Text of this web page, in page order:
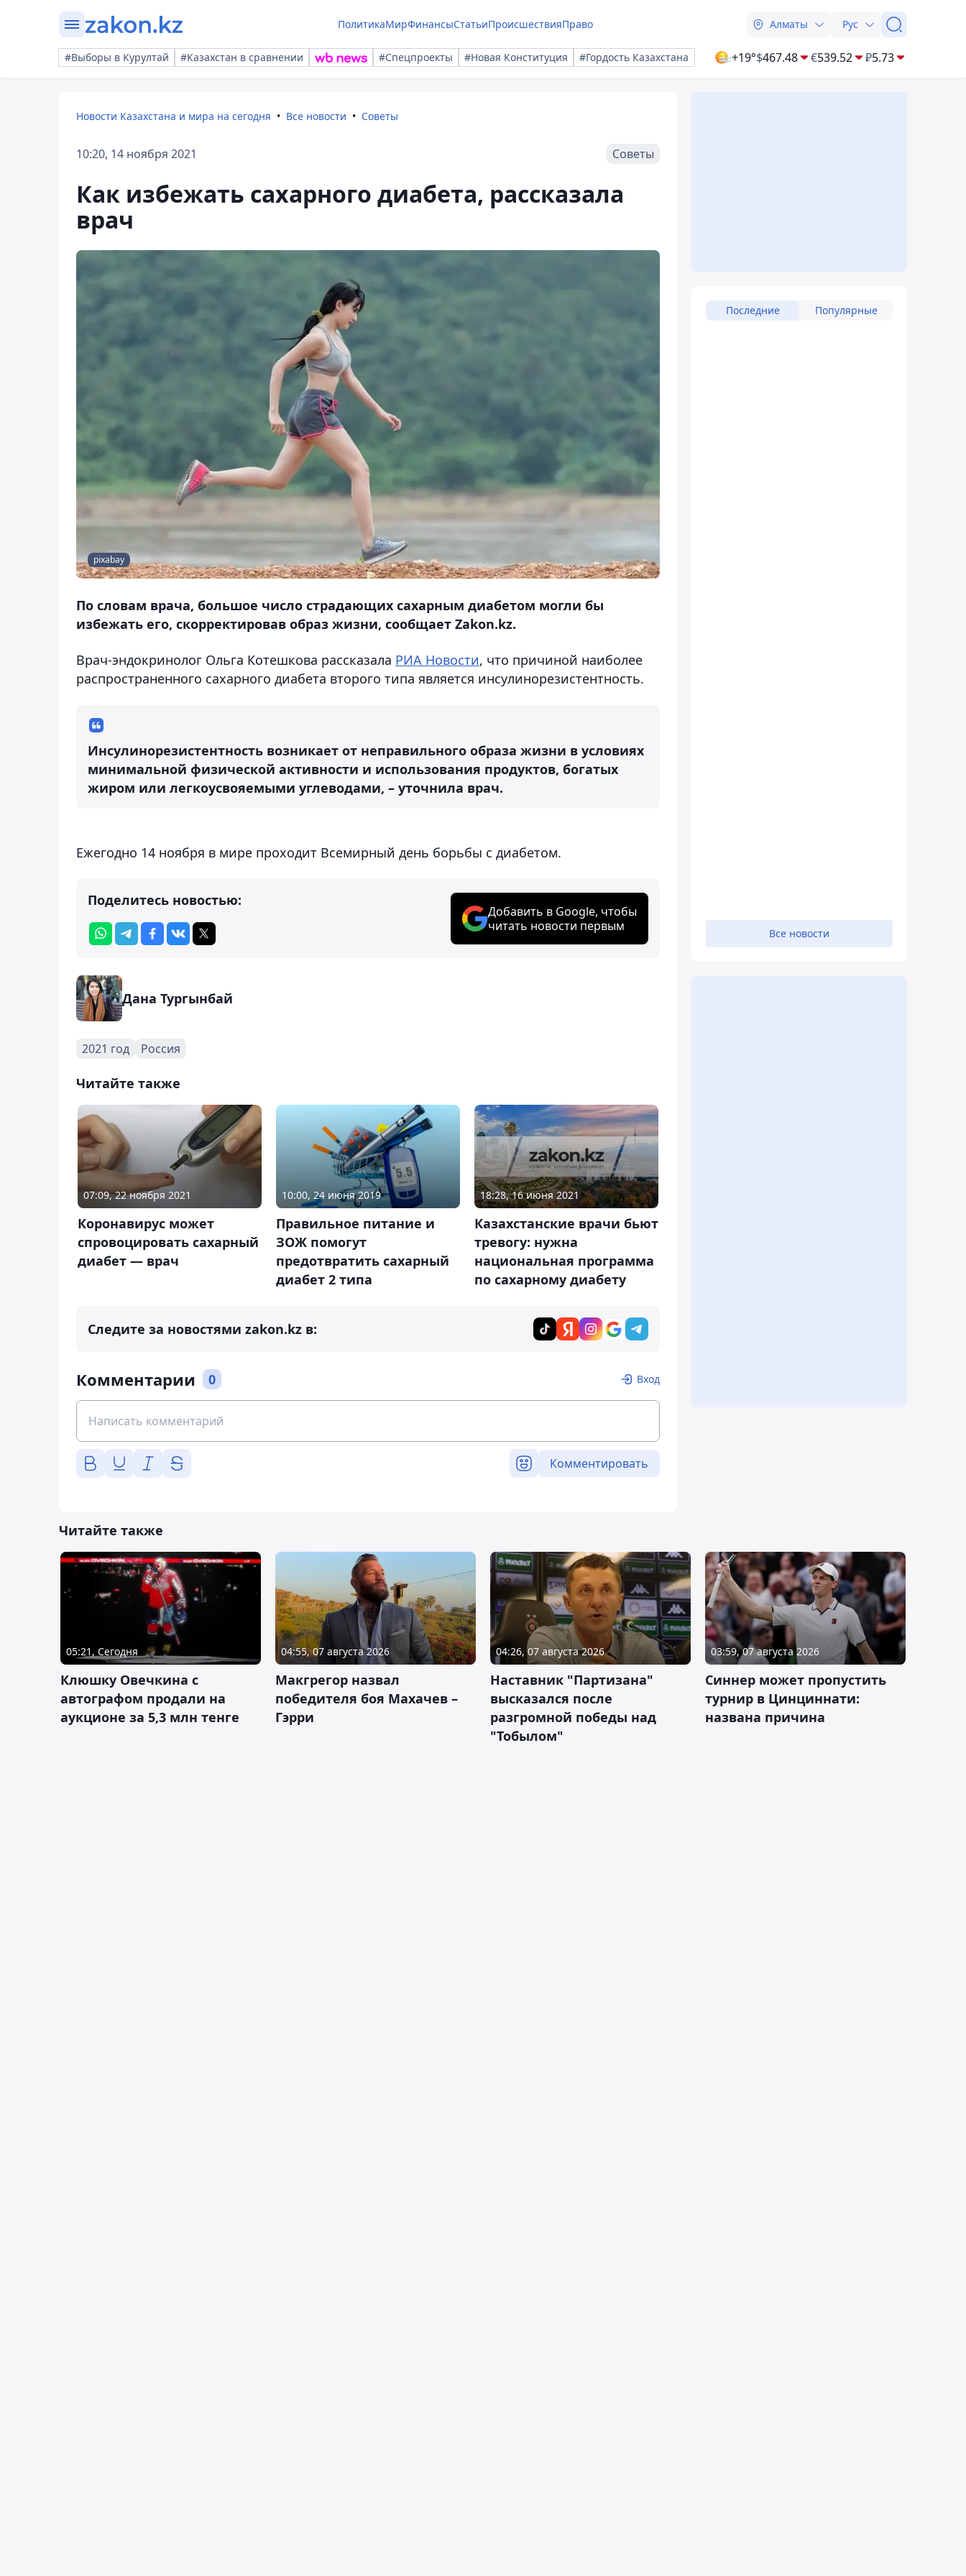
ПолитикаМирФинансыСтатьиПроисшествияПраво Алматы Рус
#Выборы в Курултай #Казахстан в сравнении #Спецпроекты #Новая Конституция #Гордость Казахстана +19°$467.48 €539.52 ₽5.73
Новости Казахстана и мира на сегодня Все новости Советы
10:20, 14 ноября 2021 Советы
Как избежать сахарного диабета, рассказала
врач
pixabay
По словам врача, большое число страдающих сахарным диабетом могли бы
избежать его, скорректировав образ жизни, сообщает Zakon.kz.
Врач-эндокринолог Ольга Котешкова рассказала РИА Новости, что причиной наиболее
распространенного сахарного диабета второго типа является инсулинорезистентность.
Инсулинорезистентность возникает от неправильного образа жизни в условиях
минимальной физической активности и использования продуктов, богатых
жиром или легкоусвояемыми углеводами, – уточнила врач.
Ежегодно 14 ноября в мире проходит Всемирный день борьбы с диабетом.
Поделитесь новостью:
Добавить в Google, чтобы
читать новости первым
Дана Тургынбай
2021 год Россия
Читайте также
07:09, 22 ноября 2021
Коронавирус может
спровоцировать сахарный
диабет — врач
10:00, 24 июня 2019
Правильное питание и
ЗОЖ помогут
предотвратить сахарный
диабет 2 типа
18:28, 16 июня 2021
Казахстанские врачи бьют
тревогу: нужна
национальная программа
по сахарному диабету
Следите за новостями zakon.kz в:
Комментарии 0 Вход
Комментировать
Последние Популярные
Все новости
Читайте также
05:21, Сегодня
Клюшку Овечкина с
автографом продали на
аукционе за 5,3 млн тенге
04:55, 07 августа 2026
Макгрегор назвал
победителя боя Махачев –
Гэрри
04:26, 07 августа 2026
Наставник "Партизана"
высказался после
разгромной победы над
"Тобылом"
03:59, 07 августа 2026
Синнер может пропустить
турнир в Цинциннати:
названа причина